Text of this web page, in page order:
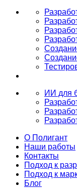
ИИ для
О Полигант
Наши работы
Контакты
Подход к
Подход к
Блог